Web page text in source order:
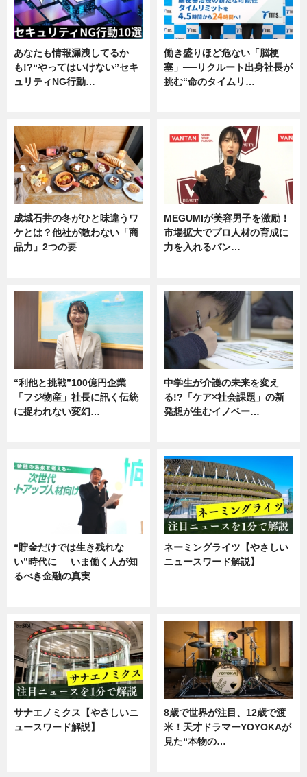
あなたも情報漏洩してるか
も!?“やってはいけない”セキ
ュリティNG行動…
働き盛りほど危ない「脳梗
塞」──リクルート出身社長が
挑む“命のタイムリ…
成城石井の冬がひと味違うワ
ケとは？他社が敵わない「商
品力」2つの要
MEGUMIが美容男子を激励！
市場拡大でプロ人材の育成に
力を入れるバン…
“利他と挑戦”100億円企業
「フジ物産」社長に訊く伝統
に捉われない変幻…
中学生が介護の未来を変え
る!?「ケア×社会課題」の新
発想が生むイノベー…
“貯金だけでは生き残れな
い”時代に──いま働く人が知
るべき金融の真実
ネーミングライツ【やさしい
ニュースワード解説】
サナエノミクス【やさしいニ
ュースワード解説】
8歳で世界が注目、12歳で渡
米！天才ドラマーYOYOKAが
見た“本物の…